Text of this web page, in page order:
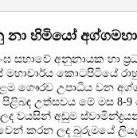
නා හිමියෝ
සභාවේ අනුනායක හා
මහාචාර්ය කොටපිටියේ
ගෞරව උපාධිය වන
උත්සවය මේ මස 8-9
වයසින් අඩුම
කරන ලද බුරුමයේ